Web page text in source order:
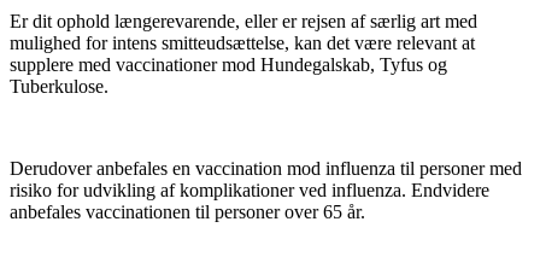
Er dit ophold længerevarende, eller er rejsen af særlig art med
mulighed for intens smitteudsættelse, kan det være relevant at
supplere med vaccinationer mod Hundegalskab, Tyfus og
Tuberkulose.
Derudover anbefales en vaccination mod influenza til personer med
risiko for udvikling af komplikationer ved influenza. Endvidere
anbefales vaccinationen til personer over 65 år.